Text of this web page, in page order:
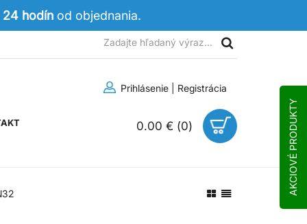
24 hodín od objednania.
AKCIOVÉ PRODUKTY
Prihlásenie Registrácia
0.00 € (0)